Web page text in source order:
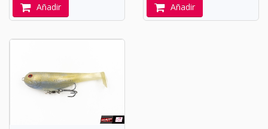
Añadir Añadir